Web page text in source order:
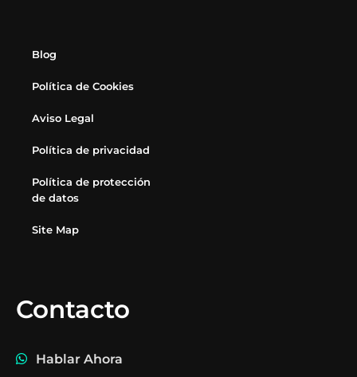
Blog
Política de Cookies
Aviso Legal
Política de privacidad
Política de protección
de datos
Site Map
Contacto
Hablar Ahora